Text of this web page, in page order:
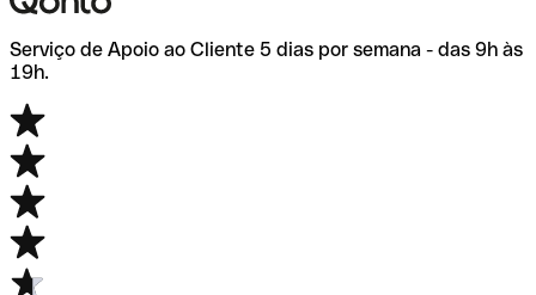
Serviço de Apoio ao Cliente 5 dias por semana - das 9h às
19h.